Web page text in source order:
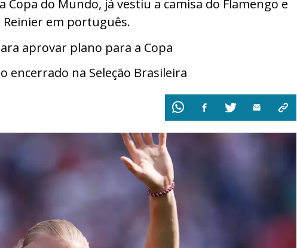
Copa do Mundo, já vestiu a camisa do Flamengo e
em português.
aprovar plano para a Copa
encerrado na Seleção Brasileira